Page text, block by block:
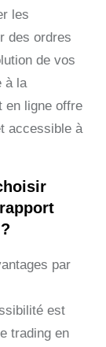
les
des ordres
de vos
à la
en ligne offre
accessible à
par
est
trading en